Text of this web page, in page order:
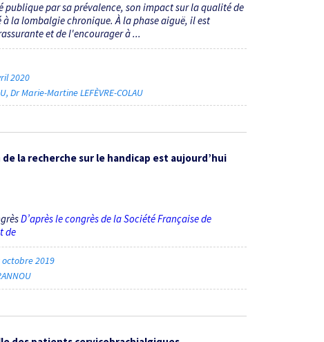
par sa prévalence, son impact sur la qualité de
la lombalgie chronique. À la phase aiguë, il est
et de l'encourager à ...
2020
Dr Marie-Martine LEFÈVRE-COLAU
la recherche sur le handicap est aujourd’hui
D’après le congrès de la Société Française de
de
octobre 2019